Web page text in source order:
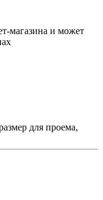
магазина и может
для проема,